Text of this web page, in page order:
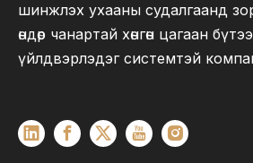
шинжлэх ухааны судалгаанд
өндөр чанартай хөнгөн цагаан
үйлдвэрлэдэг системтэй